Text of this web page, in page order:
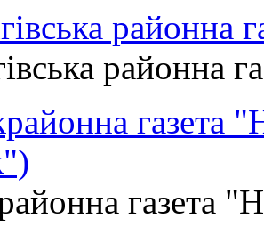
газета